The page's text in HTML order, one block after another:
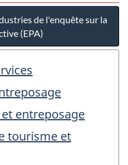
de l'enquête sur la
(EPA)
entreposage
tourisme et